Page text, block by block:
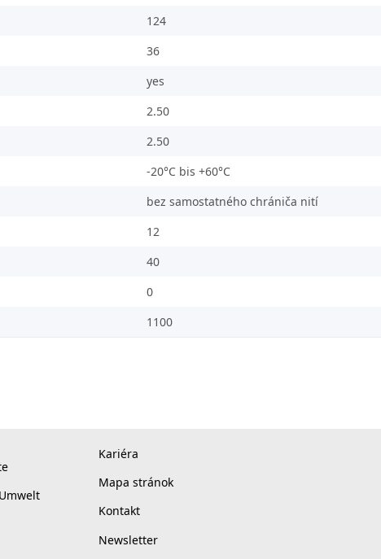
124
36
yes
2.50
2.50
-20°C bis +60°C
bez samostatného chrániča nití
12
40
0
1100
Kariéra
Mapa stránok
Kontakt
Newsletter